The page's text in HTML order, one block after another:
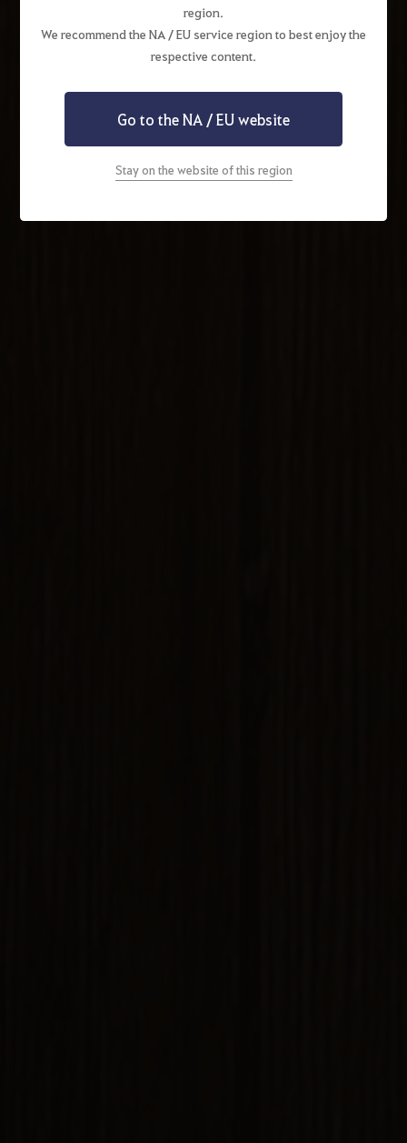
region.
We recommend the NA / EU service region to best enjoy the
respective content.
Go to the NA / EU website
Stay on the website of this region